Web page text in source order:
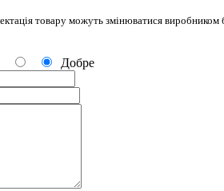
товару можуть змінюватися виробником
Добре